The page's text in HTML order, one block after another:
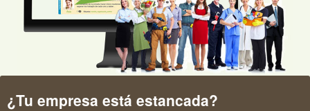
¿Tu empresa está estancada?